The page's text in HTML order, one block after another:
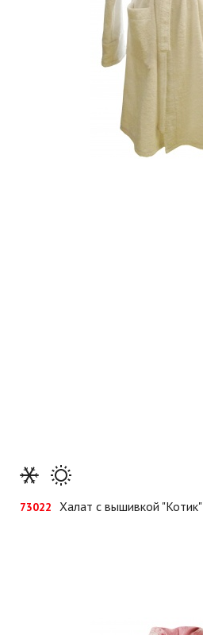
73022 Халат с вышивкой "Котик"